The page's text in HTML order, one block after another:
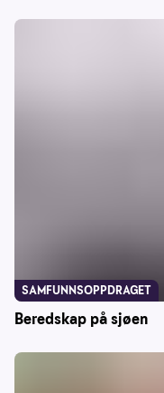
Beredskap på sjøen
SAMFUNNSOPPDRAGET